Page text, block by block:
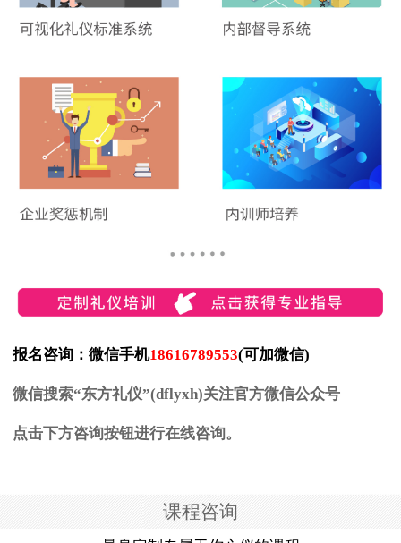
报名咨询：微信手机18616789553(可加微信)
微信搜索“东方礼仪”(dflyxh)关注官方微信公众号
点击下方咨询按钮进行在线咨询。
课程咨询